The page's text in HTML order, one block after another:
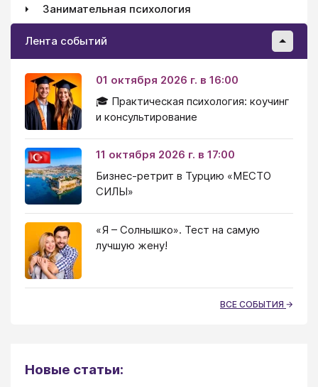
Занимательная психология
Лента событий
01 октября 2026 г. в 16:00
🎓 Практическая психология: коучинг
и консультирование
11 октября 2026 г. в 17:00
Бизнес-ретрит в Турцию «МЕСТО
СИЛЫ»
«Я – Солнышко». Тест на самую
лучшую жену!
ВСЕ СОБЫТИЯ
Новые статьи: